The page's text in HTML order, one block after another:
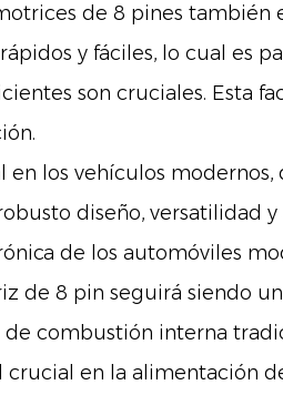
de 8 pines también
y fáciles, lo cual es
son cruciales. Esta
en los vehículos
diseño, versatilidad
de los automóviles
8 pin seguirá siendo
combustión interna
en la alimentación